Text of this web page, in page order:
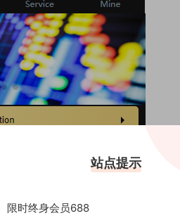
站点提示
限时终身会员688